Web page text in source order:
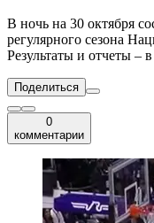
В ночь на 30 октября
регулярного сезона
Результаты и отчеты –
Поделиться
0
комментарии